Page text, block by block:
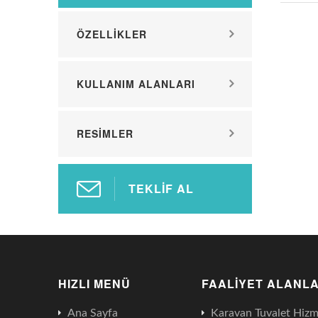
ÖZELLIKLER
KULLANIM ALANLARI
RESIMLER
TEKLIF AL
HIZLI MENÜ
Ana Sayfa
FAALIYET
Karavan Tuvalet